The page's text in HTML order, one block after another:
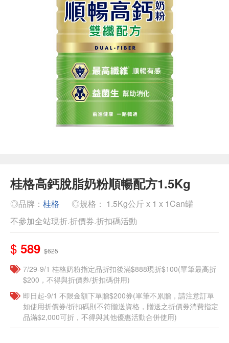
桂格高鈣脫脂奶粉順暢配方1.5Kg
◎品牌： 桂格
◎規格： 1.5Kg公斤 x 1 x 1Can罐
不參加全站現折.折價券.折扣碼活動
$ 589 $625
7/29-9/1 桂格奶粉指定品折扣後滿$888現折$100(單筆最高折
$200，不得與折價券/折扣碼併用)
即日起-9/1 不限金額下單贈$200券(單筆不累贈，請注意訂單
如使用折價券/折扣碼則不符贈送資格，贈送之折價券消費指定
品滿$2,000可折，不得與其他優惠活動合併使用)